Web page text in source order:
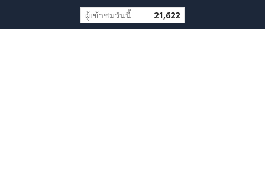
ผู้เข้าชมวันนี้ 21,622